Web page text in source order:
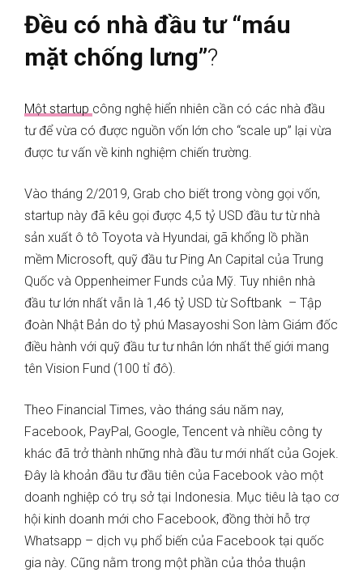
Đều có nhà đầu tư “máu
mặt chống lưng”?
Một startup công nghệ hiển nhiên cần có các nhà đầu
tư để vừa có được nguồn vốn lớn cho “scale up” lại vừa
được tư vấn về kinh nghiệm chiến trường.
Vào tháng 2/2019, Grab cho biết trong vòng gọi vốn,
startup này đã kêu gọi được 4,5 tỷ USD đầu tư từ nhà
sản xuất ô tô Toyota và Hyundai, gã khổng lồ phần
mềm Microsoft, quỹ đầu tư Ping An Capital của Trung
Quốc và Oppenheimer Funds của Mỹ. Tuy nhiên nhà
đầu tư lớn nhất vẫn là 1,46 tỷ USD từ Softbank – Tập
đoàn Nhật Bản do tỷ phú Masayoshi Son làm Giám đốc
điều hành với quỹ đầu tư tư nhân lớn nhất thế giới mang
tên Vision Fund (100 tỉ đô).
Theo Financial Times, vào tháng sáu năm nay,
Facebook, PayPal, Google, Tencent và nhiều công ty
khác đã trở thành những nhà đầu tư mới nhất của Gojek.
Đây là khoản đầu tư đầu tiên của Facebook vào một
doanh nghiệp có trụ sở tại Indonesia. Mục tiêu là tạo cơ
hội kinh doanh mới cho Facebook, đồng thời hỗ trợ
Whatsapp – dịch vụ phổ biến của Facebook tại quốc
gia này. Cũng nằm trong một phần của thỏa thuận